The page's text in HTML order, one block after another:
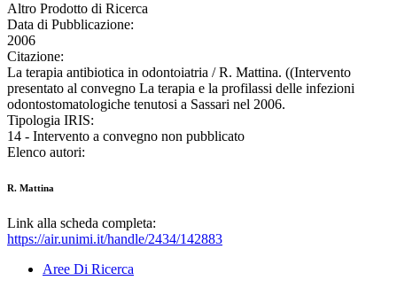
Altro Prodotto di Ricerca
Data di Pubblicazione:
2006
Citazione:
La terapia antibiotica in odontoiatria / R. Mattina. ((Intervento
presentato al convegno La terapia e la profilassi delle infezioni
odontostomatologiche tenutosi a Sassari nel 2006.
Tipologia IRIS:
14 - Intervento a convegno non pubblicato
Elenco autori:
R. Mattina
Link alla scheda completa:
https://air.unimi.it/handle/2434/142883
Aree Di Ricerca